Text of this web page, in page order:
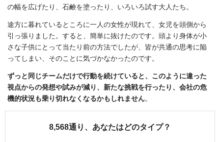
の幅を広げたり、石鹸を塗ったり、いろいろ試す大人たち。
途方に暮れているところに一人の女性が現れて、女児を頭側から
引っ張りました。すると、簡単に抜けたのです。頭より身体が小
さな子供にとって当たり前の方法でしたが、皆が共通の思考に陥
ってしまい、そのことに気づかなかったのです。
ずっと同じチームだけで行動を続けていると、このように違った
視点からの発想や試みが減り、新たな挑戦を行ったり、会社の危
機的状況も乗り切れなくなるかもしれません。
8,568通り、あなたはどのタイプ？